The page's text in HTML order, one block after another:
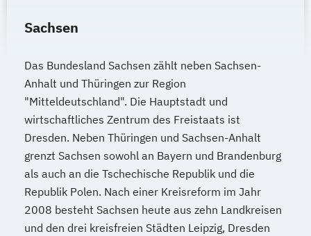
Sachsen
Das Bundesland Sachsen zählt neben Sachsen-
Anhalt und Thüringen zur Region
"Mitteldeutschland". Die Hauptstadt und
wirtschaftliches Zentrum des Freistaats ist
Dresden. Neben Thüringen und Sachsen-Anhalt
grenzt Sachsen sowohl an Bayern und Brandenburg
als auch an die Tschechische Republik und die
Republik Polen. Nach einer Kreisreform im Jahr
2008 besteht Sachsen heute aus zehn Landkreisen
und den drei kreisfreien Städten Leipzig, Dresden